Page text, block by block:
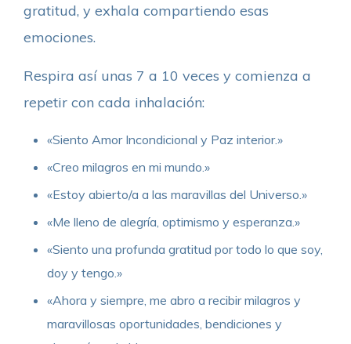
gratitud, y exhala compartiendo esas
emociones.
Respira así unas 7 a 10 veces y comienza a
repetir con cada inhalación:
«Siento Amor Incondicional y Paz interior.»
«Creo milagros en mi mundo.»
«Estoy abierto/a a las maravillas del Universo.»
«Me lleno de alegría, optimismo y esperanza.»
«Siento una profunda gratitud por todo lo que soy,
doy y tengo.»
«Ahora y siempre, me abro a recibir milagros y
maravillosas oportunidades, bendiciones y